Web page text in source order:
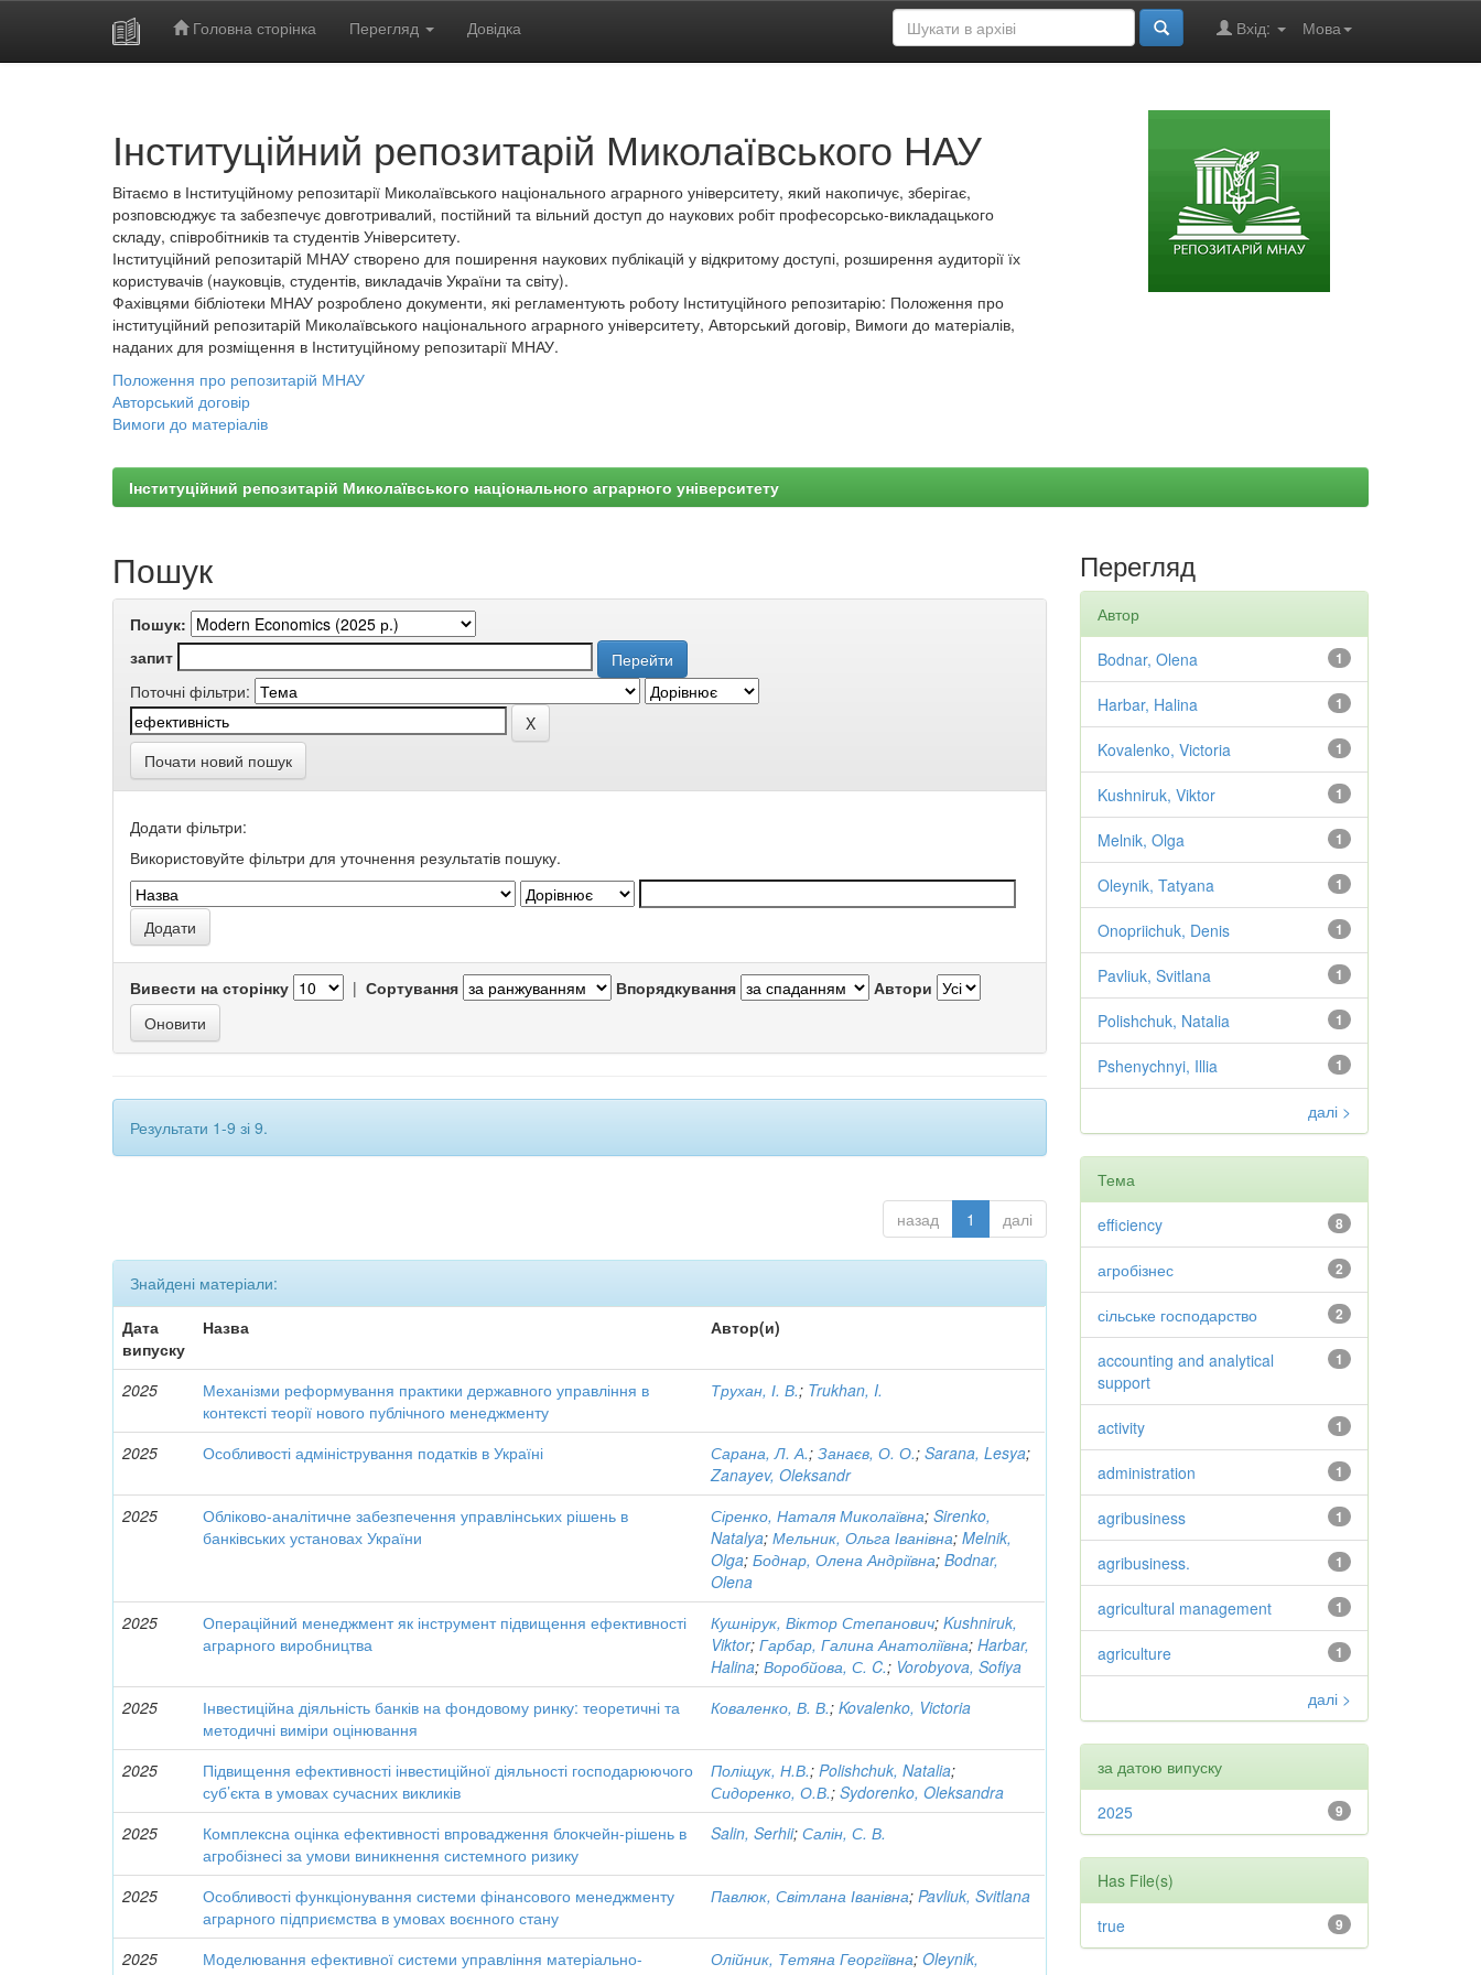
Головна сторінка Перегляд Довідка Мова
Вхід:
Інституційний репозитарій Миколаївського НАУ
Вітаємо в Інституційному репозитарії Миколаївського національного аграрного університету, який накопичує, зберігає,
розповсюджує та забезпечує довготривалий, постійний та вільний доступ до наукових робіт професорсько-викладацького
складу, співробітників та студентів Університету.
Інституційний репозитарій МНАУ створено для поширення наукових публікацій у відкритому доступі, розширення аудиторії їх
користувачів (науковців, студентів, викладачів України та світу).
Фахівцями бібліотеки МНАУ розроблено документи, які регламентують роботу Інституційного репозитарію: Положення про
інституційний репозитарій Миколаївського національного аграрного університету, Авторський договір, Вимоги до матеріалів,
наданих для розміщення в Інституційному репозитарії МНАУ.
Положення про репозитарій МНАУ
Авторський договір
Вимоги до матеріалів
Інституційний репозитарій Миколаївського національного аграрного університету
Пошук
Пошук:
запит
Поточні фільтри:
Почати новий пошук
Додати фільтри:
Використовуйте фільтри для уточнення результатів пошуку.
Вивести на сторінку | Сортування Впорядкування Автори
Результати 1-9 зі 9.
назад 1 далі
Знайдені матеріали:
Дата
випуску
Назва Автор(и)
2025
Механізми реформування практики державного управління в
контексті теорії нового публічного менеджменту
Трухан, І. В.; Trukhan, I.
2025 Особливості адміністрування податків в Україні Сарана, Л. А.;Занаєв, О. О.;Sarana, Lesya;
Zanayev, Oleksandr
2025
Обліково-аналітичне забезпечення управлінських рішень в
банківських установах України
Сіренко, Наталя Миколаївна;Sirenko,
Natalya;Мельник, Ольга Іванівна;Melnik,
Olga;Боднар, Олена Андріївна;Bodnar,
Olena
2025
Операційний менеджмент як інструмент підвищення ефективності
аграрного виробництва
Кушнірук, Віктор Степанович;Kushniruk,
Viktor;Гарбар, Галина Анатоліївна;Harbar,
Halina;Воробйова, С. C.; Vorobyova, Sofiya
2025
Інвестиційна діяльність банків на фондовому ринку: теоретичні та
методичні виміри оцінювання
Коваленко, В. В.;Kovalenko, Victoria
2025
Підвищення ефективності інвестиційної діяльності господарюючого
суб’єкта в умовах сучасних викликів
Поліщук, Н.В.;Polishchuk, Natalia;
Сидоренко, О.В.;Sydorenko, Oleksandra
2025
Комплексна оцінка ефективності впровадження блокчейн-рішень в
агробізнесі за умови виникнення системного ризику
Salin, Serhii;Салін, С. В.
2025
Особливості функціонування системи фінансового менеджменту
аграрного підприємства в умовах воєнного стану
Павлюк, Світлана Іванівна;Pavliuk, Svitlana
2025
Моделювання ефективної системи управління матеріально-
Олійник, Тетяна Георгіївна;Oleynik,
Перегляд
Автор
1
Bodnar, Olena
1
Harbar, Halina
1
Kovalenko, Victoria
1
Kushniruk, Viktor
1
Melnik, Olga
1
Oleynik, Tatyana
1
Onopriichuk, Denis
1
Pavliuk, Svitlana
1
Polishchuk, Natalia
1
Pshenychnyi, Illia
далі >
Тема
8
efficiency
2
агробізнес
2
сільське господарство
1
accounting and analytical
support
1
activity
1
administration
1
agribusiness
1
agribusiness.
1
agricultural management
1
agriculture
далі >
за датою випуску
9
2025
Has File(s)
9
true